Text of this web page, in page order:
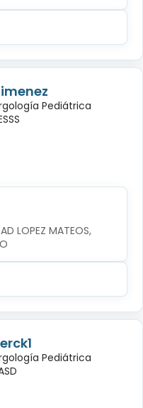
Pediátrica
Pediátrica